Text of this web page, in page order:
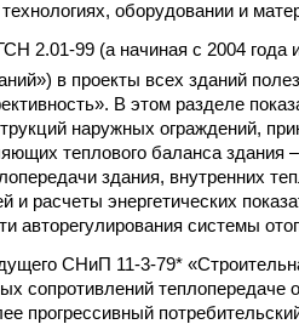
оборудовании и
2.01-99 (а начиная с 2004
в проекты всех зданий
В этом разделе
наружных ограждений,
теплового баланса здания
здания, внутренних
и расчеты энергетических
авторегулирования системы
СНиП 11-3-79*
сопротивлений
прогрессивный